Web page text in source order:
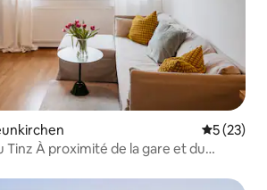
5 (23)
À proximité de la gare et du